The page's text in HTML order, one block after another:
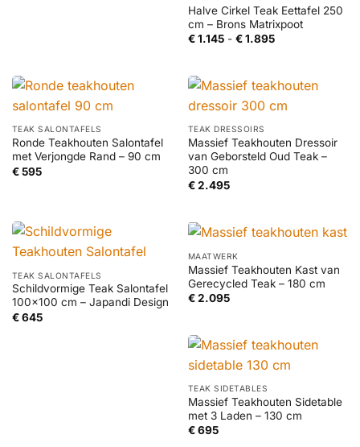
Halve Cirkel Teak Eettafel 250
cm – Brons Matrixpoot
€1.145 - €1.895Prijsklasse:
TEAK SALONTAFELS
Ronde Teakhouten Salontafel
met Verjongde Rand – 90 cm
€595
TEAK DRESSOIRS
Massief Teakhouten Dressoir
van Geborsteld Oud Teak –
300 cm
€2.495
TEAK SALONTAFELS
Schildvormige Teak Salontafel
100×100 cm – Japandi Design
€645
MAATWERK
Massief Teakhouten Kast van
Gerecycled Teak – 180 cm
€2.095
TEAK SIDETABLES
Massief Teakhouten Sidetable
met 3 Laden – 130 cm
€695